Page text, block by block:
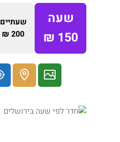
שעה
150 ₪
שעתיים
200 ₪